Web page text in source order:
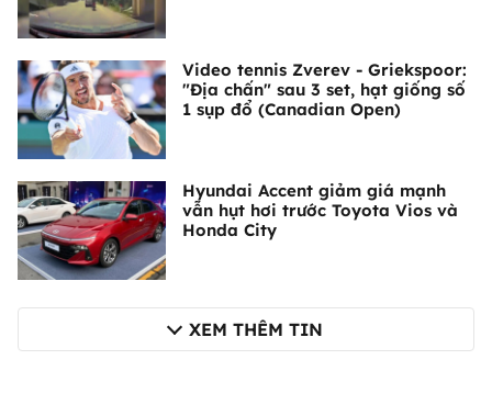
Video tennis Zverev - Griekspoor:
"Địa chấn" sau 3 set, hạt giống số
1 sụp đổ (Canadian Open)
Hyundai Accent giảm giá mạnh
vẫn hụt hơi trước Toyota Vios và
Honda City
XEM THÊM TIN